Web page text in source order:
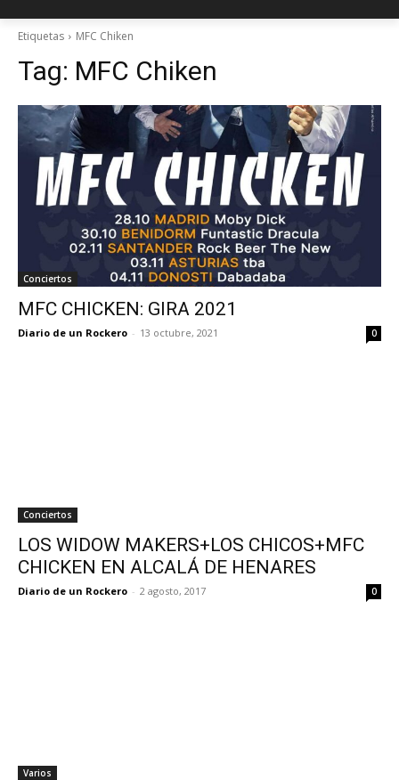
Etiquetas MFC Chiken
Tag: MFC Chiken
Conciertos
MFC CHICKEN: GIRA 2021
Diario de un Rockero - 13 octubre, 2021 0
Conciertos
LOS WIDOW MAKERS+LOS CHICOS+MFC
CHICKEN EN ALCALÁ DE HENARES
Diario de un Rockero - 2 agosto, 2017 0
Varios